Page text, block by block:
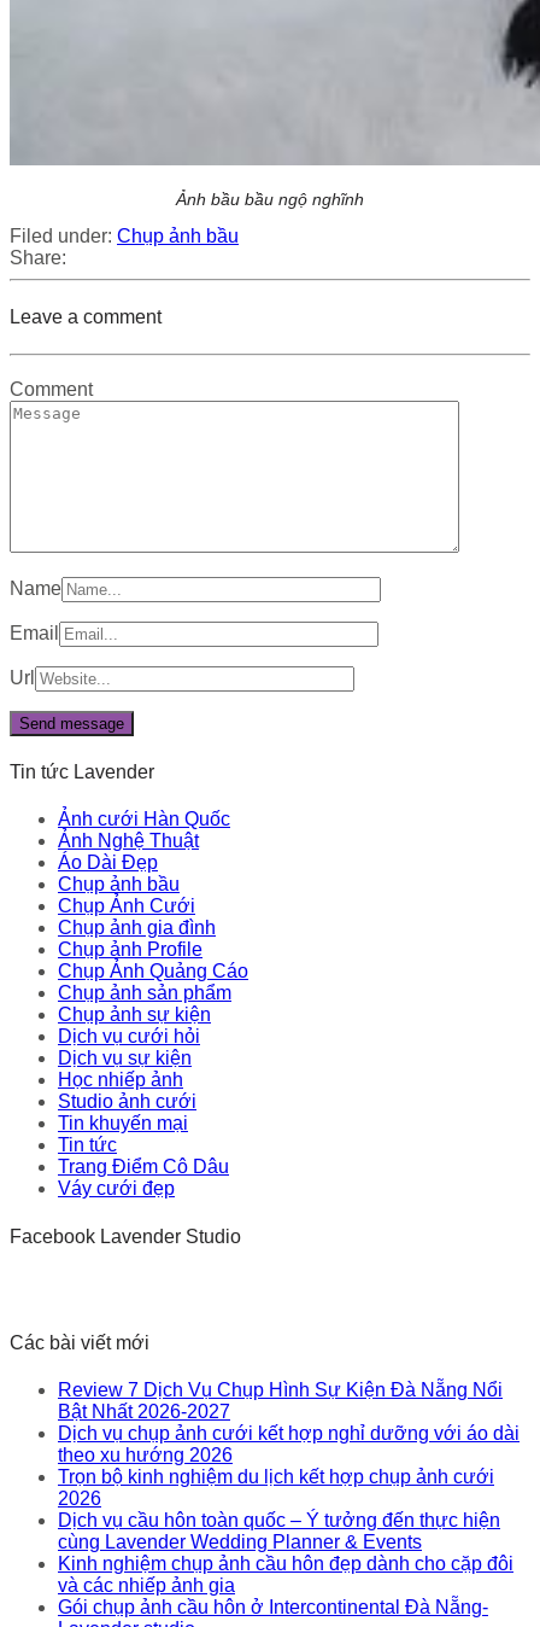
Ảnh bầu bầu ngộ nghĩnh
Filed under: Chụp ảnh bầu
Share:
Leave a comment
Comment
Name
Email
Url
Tin tức Lavender
Ảnh cưới Hàn Quốc
Ảnh Nghệ Thuật
Áo Dài Đẹp
Chụp ảnh bầu
Chụp Ảnh Cưới
Chụp ảnh gia đình
Chụp ảnh Profile
Chụp Ảnh Quảng Cáo
Chụp ảnh sản phẩm
Chụp ảnh sự kiện
Dịch vụ cưới hỏi
Dịch vụ sự kiện
Học nhiếp ảnh
Studio ảnh cưới
Tin khuyến mại
Tin tức
Trang Điểm Cô Dâu
Váy cưới đẹp
Facebook Lavender Studio
Các bài viết mới
Review 7 Dịch Vụ Chụp Hình Sự Kiện Đà Nẵng Nổi
Bật Nhất 2026-2027
Dịch vụ chụp ảnh cưới kết hợp nghỉ dưỡng với áo dài
theo xu hướng 2026
Trọn bộ kinh nghiệm du lịch kết hợp chụp ảnh cưới
2026
Dịch vụ cầu hôn toàn quốc – Ý tưởng đến thực hiện
cùng Lavender Wedding Planner & Events
Kinh nghiệm chụp ảnh cầu hôn đẹp dành cho cặp đôi
và các nhiếp ảnh gia
Gói chụp ảnh cầu hôn ở Intercontinental Đà Nẵng-